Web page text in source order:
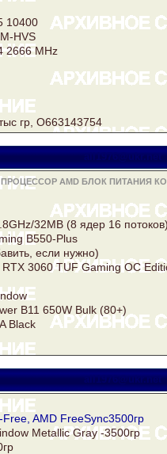
10400
HVS
2666 MHz
гр, О663143754
all1976@ukr.net
AMD БЛОК ПИТАНИЯ
32MB (8 ядер 16 потоков)
B550-Plus
если нужно)
RTX 3060 TUF Gaming OC
B11 650W Bulk (80+)
Black
all1976@ukr.net
AMD FreeSync3500гр
Metallic Gray -3500гр